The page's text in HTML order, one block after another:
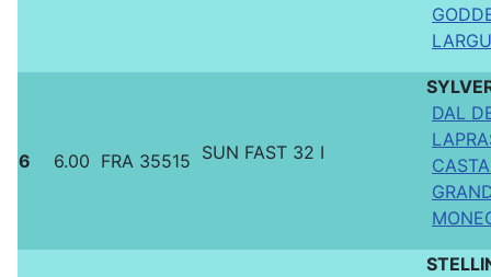
6 6.00 FRA 35515 SUN FAST 32 I
DAL